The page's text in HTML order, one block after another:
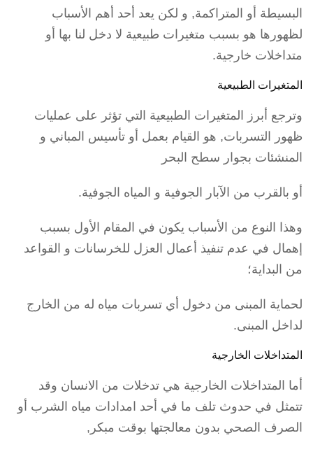
البسيطة أو المتراكمة, و لكن يعد أحد أهم الأسباب
لظهورها هو بسبب متغيرات طبيعية لا دخل لنا بها أو
متداخلات خارجية.
المتغيرات الطبيعية
وترجع أبرز المتغيرات الطبيعية التي تؤثر على عمليات
ظهور التسربات, هو القيام بعمل أو تأسيس المباني و
المنشئات بجوار سطح البحر
أو بالقرب من الآبار الجوفية و المياه الجوفية.
وهذا النوع من الأسباب يكون في المقام الأول بسبب
إهمال في عدم تنفيذ أعمال العزل للخرسانات و القواعد
من البداية؛
لحماية المبنى من دخول أي تسربات مياه له من الخارج
لداخل المبنى.
المتداخلات الخارجية
أما المتداخلات الخارجية هي تدخلات من الانسان وقد
تتمثل في حدوث تلف ما في أحد امدادات مياه الشرب أو
الصرف الصحي بدون معالجتها بوقت مبكر,